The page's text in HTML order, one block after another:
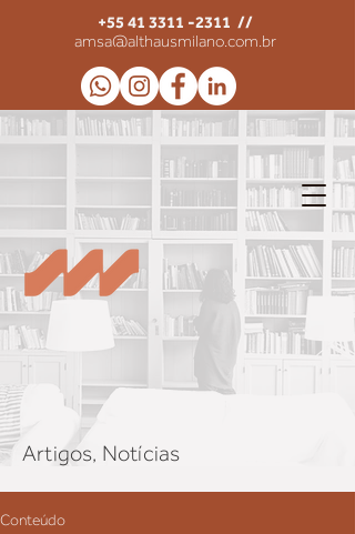
+55 41 3311 -2311 //
amsa@althausmilano.com.br
Artigos, Notícias
Conteúdo